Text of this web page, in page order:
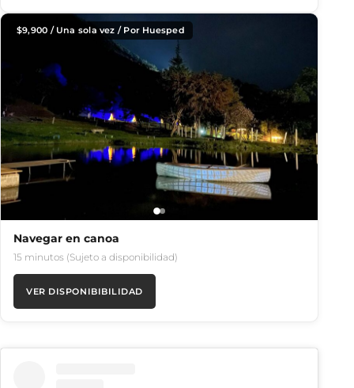
$9,900 / Una sola vez / Por Huesped
Navegar en canoa
15 minutos (Sujeto a disponibilidad)
VER DISPONIBIBILIDAD